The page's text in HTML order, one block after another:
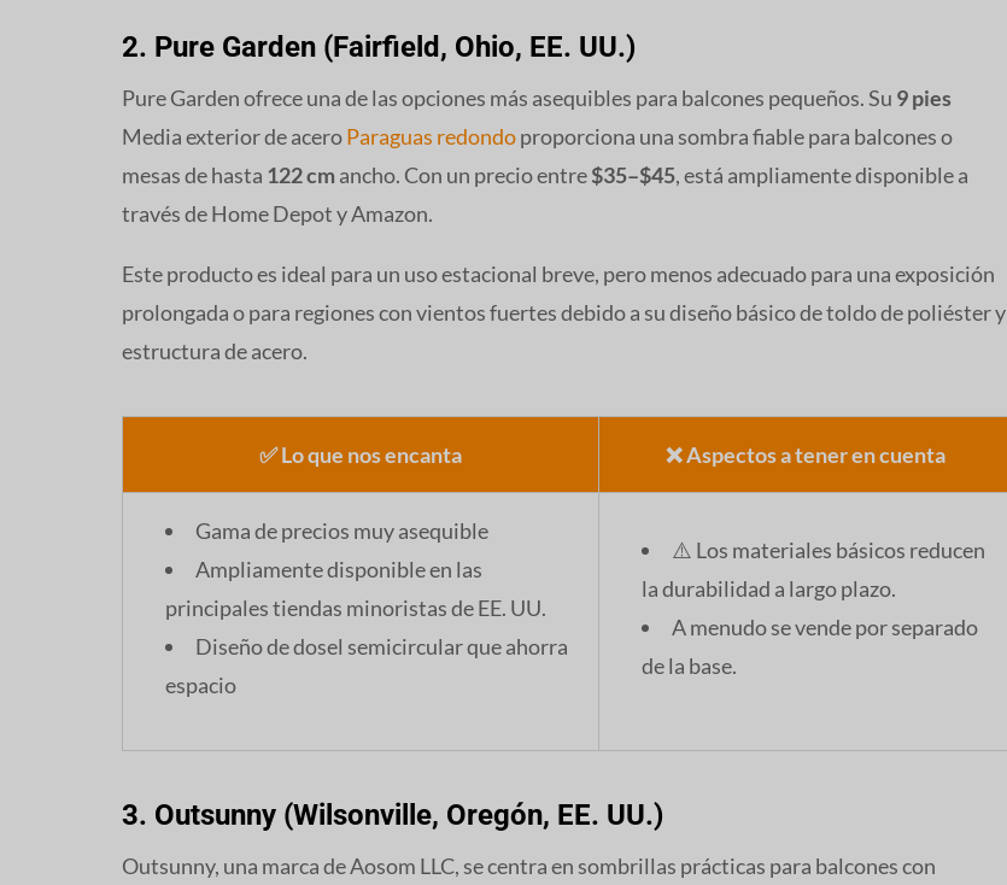
2. Pure Garden (Fairfield, Ohio, EE. UU.)
Pure Garden ofrece una de las opciones más asequibles para balcones pequeños. Su 9 pies
Media exterior de aceroParaguas redondoproporciona una sombra fiable para balcones o
mesas de hasta 122 cm ancho. Con un precio entre$35–$45, está ampliamente disponible a
través de Home Depot y Amazon.
Este producto es ideal para un uso estacional breve, pero menos adecuado para una exposición
prolongada o para regiones con vientos fuertes debido a su diseño básico de toldo de poliéster y
estructura de acero.
✅ Lo que nos encanta ❌ Aspectos a tener en cuenta
Gama de precios muy asequible
Ampliamente disponible en las
principales tiendas minoristas de EE. UU.
Diseño de dosel semicircular que ahorra
espacio
⚠️ Los materiales básicos reducen
la durabilidad a largo plazo.
A menudo se vende por separado
de la base.
3. Outsunny (Wilsonville, Oregón, EE. UU.)
Outsunny, una marca de Aosom LLC, se centra en sombrillas prácticas para balcones con